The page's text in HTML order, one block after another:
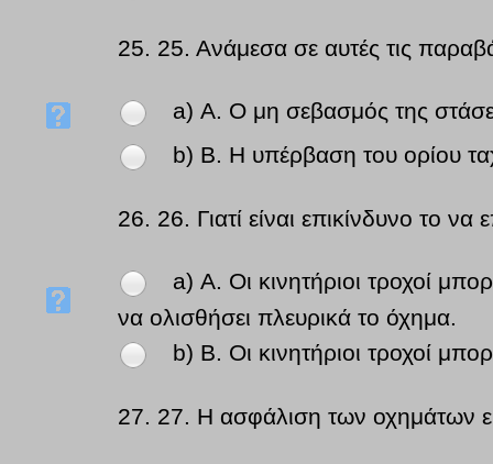
25. 25. Ανάμεσα σε αυτές τις
a) Α. Ο μη σεβασμός της
b) Β. Η υπέρβαση του ορίου
26. 26. Γιατί είναι επικίνδυνο το
a) Α. Οι κινητήριοι τροχοί
να ολισθήσει πλευρικά το όχημα.
b) Β. Οι κινητήριοι τροχοί
27. 27. Η ασφάλιση των οχημάτων